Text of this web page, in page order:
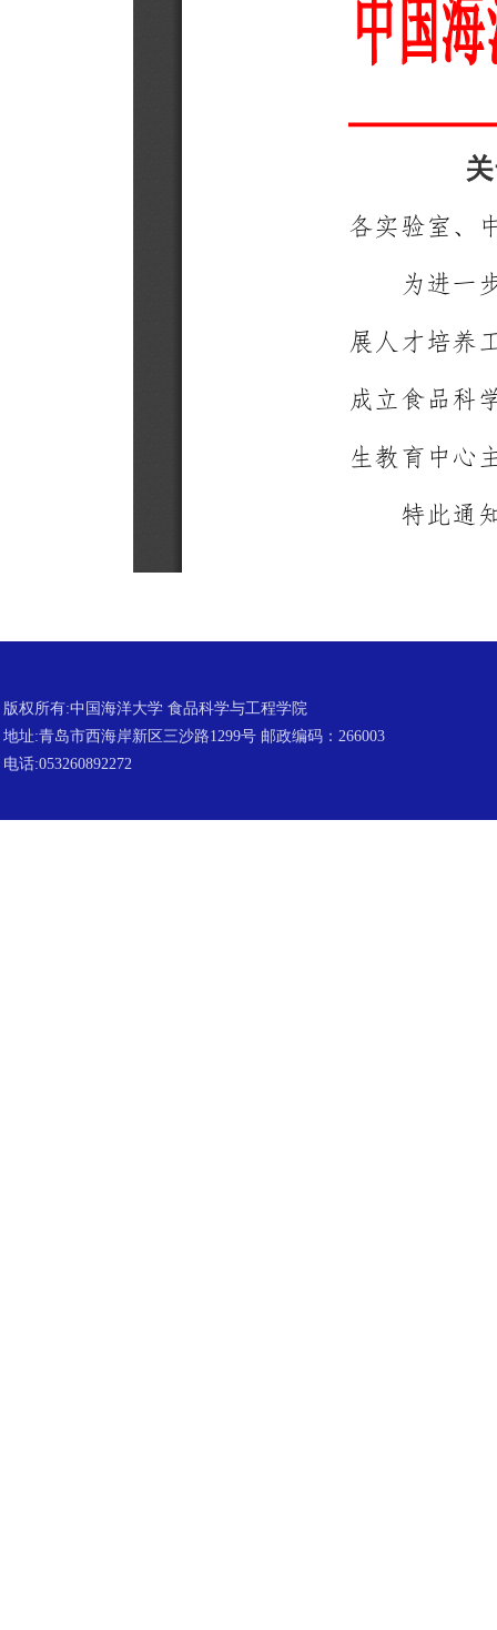
版权所有:中国海洋大学 食品科学与工程学院
地址:青岛市西海岸新区三沙路1299号 邮政编码：266003
电话:053260892272